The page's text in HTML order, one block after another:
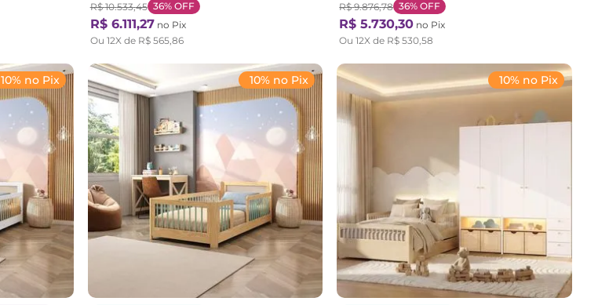
Branco/Natural
R$ 10.533,45 36%OFF
R$ 6.111,27no Pix
Ou 12X de R$ 565,86
Branco/Marrom Branco/Natural
R$ 9.876,78 36% OFF
R$ 5.730,30 no Pix
Ou12X de R$ 530,58
10% no Pix 10% no Pix 10% no Pix